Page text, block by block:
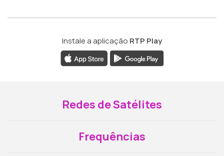
Instale a aplicação RTP Play
Redes de Satélites
Frequências